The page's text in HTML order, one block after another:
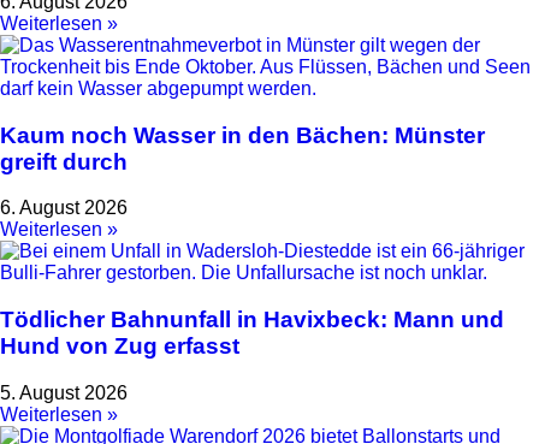
Weiterlesen »
Kaum noch Wasser in den Bächen: Münster
greift durch
6. August 2026
Weiterlesen »
Tödlicher Bahnunfall in Havixbeck: Mann und
Hund von Zug erfasst
5. August 2026
Weiterlesen »